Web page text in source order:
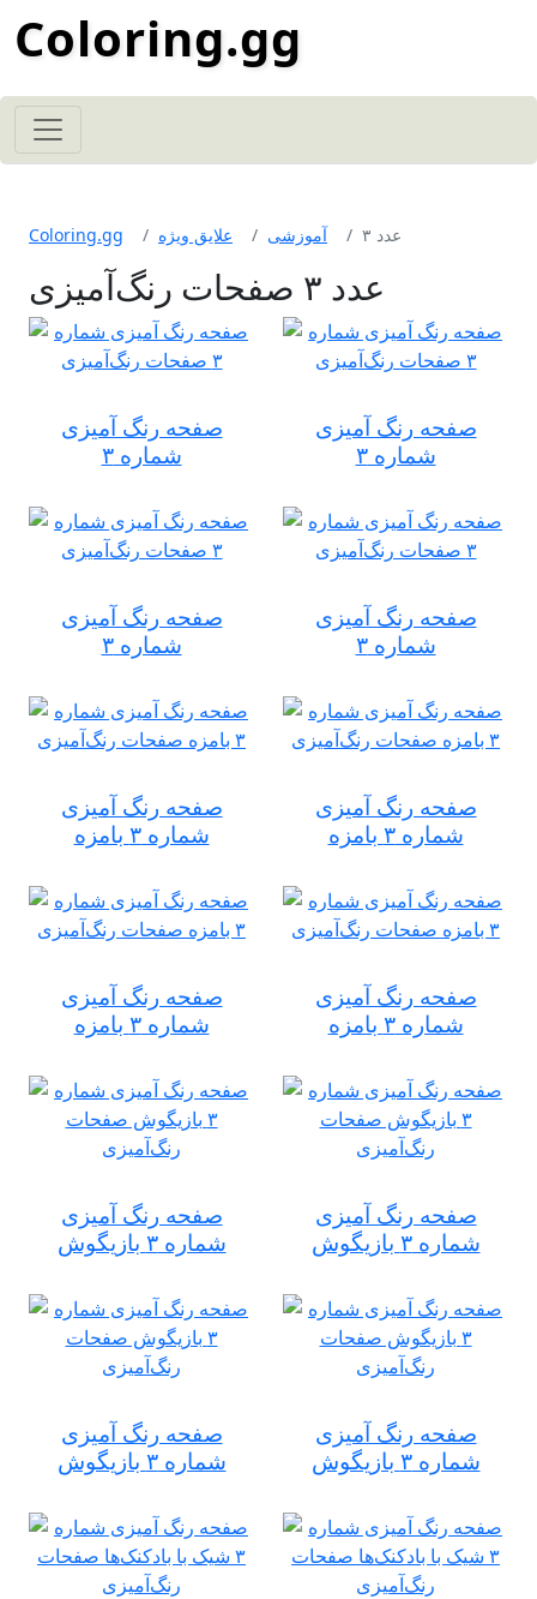
Coloring.gg
Coloring.gg علایق ویژه آموزشی عدد ۳
عدد ۳ صفحات رنگ‌آمیزی
صفحه رنگ آمیزی
شماره ۳
صفحه رنگ آمیزی
شماره ۳
صفحه رنگ آمیزی
شماره ۳
صفحه رنگ آمیزی
شماره ۳
صفحه رنگ آمیزی
شماره ۳ بامزه
صفحه رنگ آمیزی
شماره ۳ بامزه
صفحه رنگ آمیزی
شماره ۳ بامزه
صفحه رنگ آمیزی
شماره ۳ بامزه
صفحه رنگ آمیزی
شماره ۳ بازیگوش
صفحه رنگ آمیزی
شماره ۳ بازیگوش
صفحه رنگ آمیزی
شماره ۳ بازیگوش
صفحه رنگ آمیزی
شماره ۳ بازیگوش